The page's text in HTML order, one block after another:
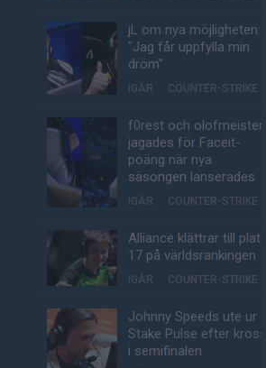
jL om nya möjligheten:
"Jag får uppfylla min
dröm"
IGÅR COUNTER-STRIKE
f0rest och olofmeister
jagades för Faceit-
poäng när nya
säsongen lanserades
IGÅR COUNTER-STRIKE
Alliance klättrar till plats
17 på världsrankingen
IGÅR COUNTER-STRIKE
Johnny Speeds ute ur
Stake Pulse efter kross
i semifinalen